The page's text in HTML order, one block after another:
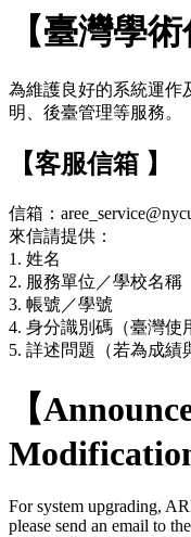
【臺灣學
為維護良好的系統運作
明、後臺管理等服務。
【客服信箱 】
信箱：
來信請提供：
1. 姓名
2. 服務單位／學校名稱
3. 帳號／學號
4. 身分識別碼（臺灣使
5. 詳述問題（若為成績
【
For system upgrading,
please send an email to